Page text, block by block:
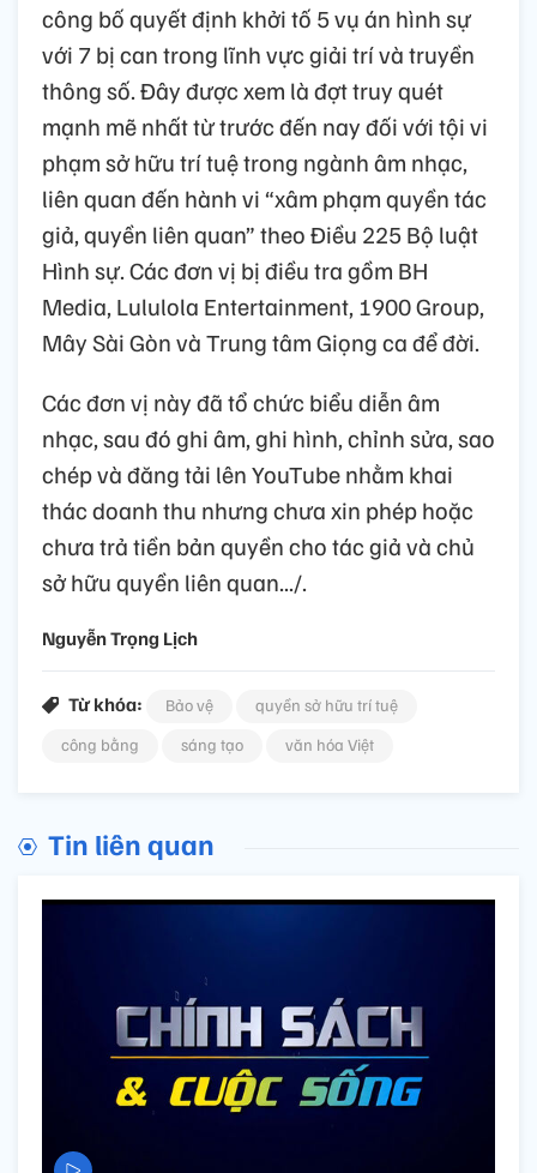
công bố quyết định khởi tố 5 vụ án hình sự
với 7 bị can trong lĩnh vực giải trí và truyền
thông số. Đây được xem là đợt truy quét
mạnh mẽ nhất từ trước đến nay đối với tội vi
phạm sở hữu trí tuệ trong ngành âm nhạc,
liên quan đến hành vi “xâm phạm quyền tác
giả, quyền liên quan” theo Điều 225 Bộ luật
Hình sự. Các đơn vị bị điều tra gồm BH
Media, Lululola Entertainment, 1900 Group,
Mây Sài Gòn và Trung tâm Giọng ca để đời.
Các đơn vị này đã tổ chức biểu diễn âm
nhạc, sau đó ghi âm, ghi hình, chỉnh sửa, sao
chép và đăng tải lên YouTube nhằm khai
thác doanh thu nhưng chưa xin phép hoặc
chưa trả tiền bản quyền cho tác giả và chủ
sở hữu quyền liên quan.../.
Nguyễn Trọng Lịch
Từ khóa: Bảo vệ
quyền sở hữu trí tuệ
công bằng
sáng tạo văn hóa Việt
Tin liên quan